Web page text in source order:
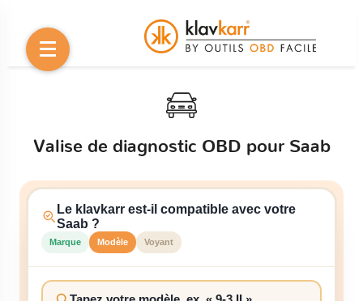
Valise de diagnostic OBD pour Saab
Le klavkarr est-il compatible avec votre
Saab ?
Marque Modèle Voyant